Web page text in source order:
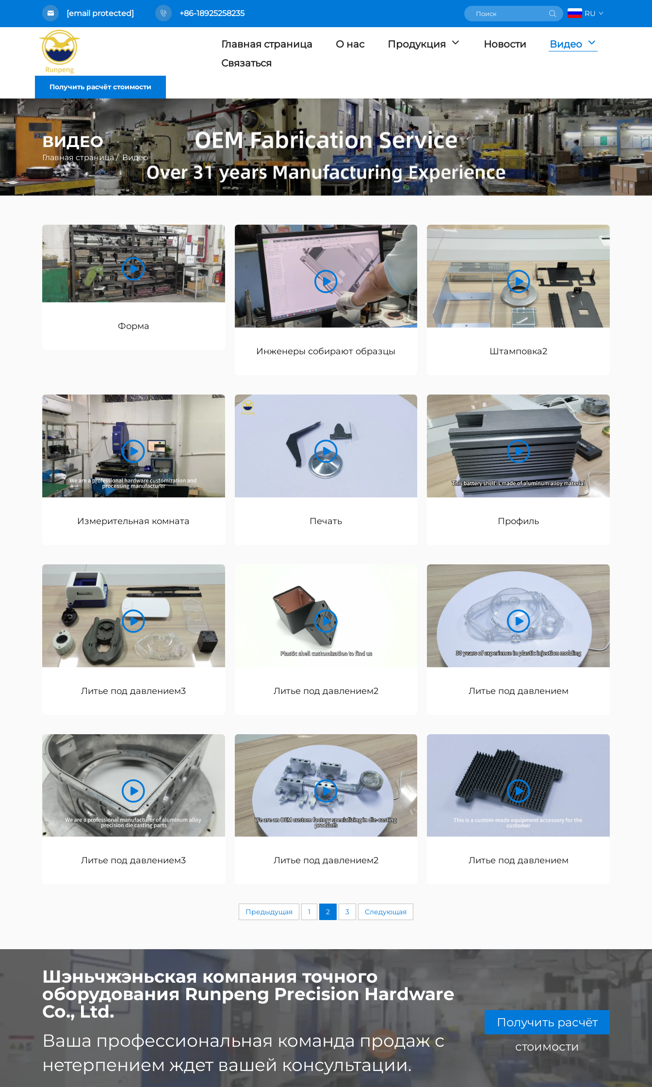
[email protected] +86-18925258235 RU
Главная страница О нас Продукция Новости
Видео
Связаться
Получить расчёт стоимости
ВИДЕО
Главная страница/Видео
Форма
Инженеры собирают образцы Штамповка2
Измерительная комната Печать Профиль
Литье под давлением3 Литье под давлением2 Литье под давлением
Литье под давлением3 Литье под давлением2 Литье под давлением
Предыдущая 1 2 3 Следующая
Шэньчжэньская компания точного
оборудования Runpeng Precision Hardware
Co., Ltd.
Ваша профессиональная команда продаж с
нетерпением ждет вашей консультации.
Получить расчёт
стоимости